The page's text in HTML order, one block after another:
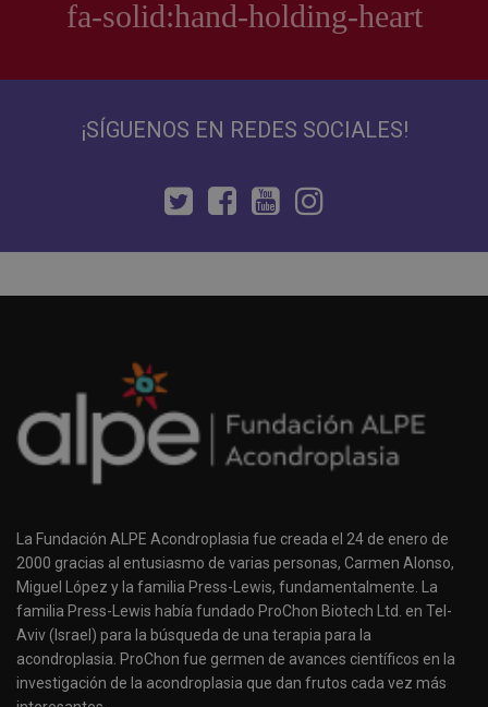
¡SÍGUENOS EN REDES SOCIALES!
La Fundación ALPE Acondroplasia fue creada el 24 de enero de
2000 gracias al entusiasmo de varias personas, Carmen Alonso,
Miguel López y la familia Press-Lewis, fundamentalmente. La
familia Press-Lewis había fundado ProChon Biotech Ltd. en Tel-
Aviv (Israel) para la búsqueda de una terapia para la
acondroplasia. ProChon fue germen de avances científicos en la
investigación de la acondroplasia que dan frutos cada vez más